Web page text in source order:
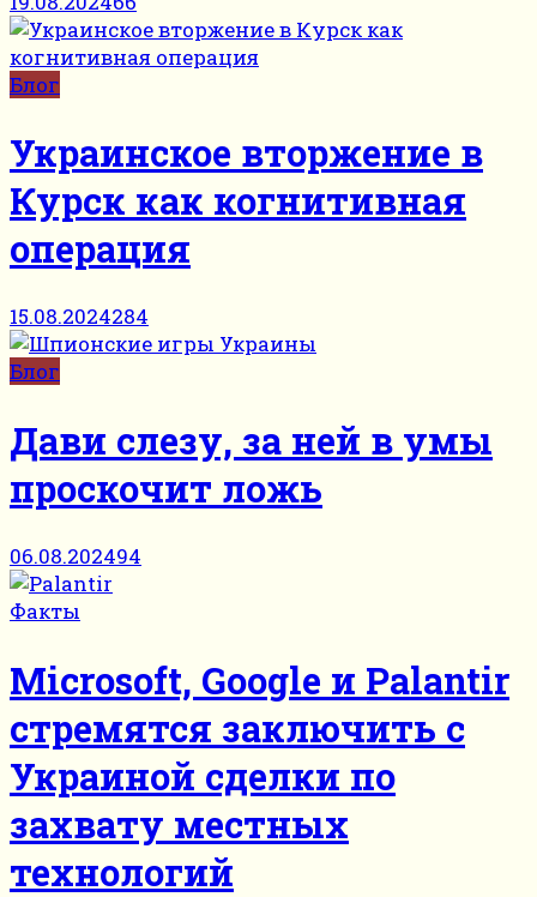
Блог
Украинское вторжение в
Курск как когнитивная
операция
15.08.2024284
Блог
Дави слезу, за ней в умы
проскочит ложь
06.08.202494
Факты
Microsoft, Google и Palantir
стремятся заключить с
Украиной сделки по
захвату местных
технологий